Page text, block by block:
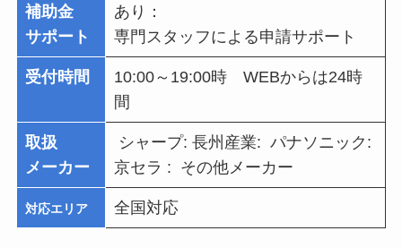
補助金
サポート
あり：
専門スタッフによる申請サポート
受付時間
10:00～19:00時 WEBからは24時
間
取扱
メーカー
シャープ: 長州産業: パナソニック:
京セラ : その他メーカー
対応エリア 全国対応